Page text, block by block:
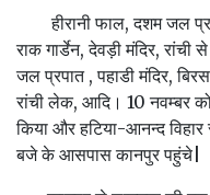
हीरानी फाल, दशम जल
राक गार्डेन, देवड़ी मंदिर,
जल प्रपात , पहाडी मंदिर,
रांची लेक, आदि। 10 नवम्बर
किया और हटिया-आनन्द
बजे के आसपास कानपुर पहुंचे|